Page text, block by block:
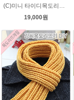
(C)미니 타이디목도리★그레이스메리노울 미니목도리뜨기 아이코드 뜨개질
19,000원